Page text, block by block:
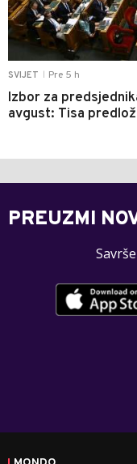
SVIJET Pre 5 h
Izbor za
avgust: Tisa
PREUZMI